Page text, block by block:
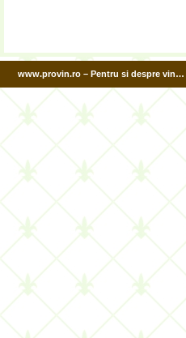
www.provin.ro – Pentru si despre vin…